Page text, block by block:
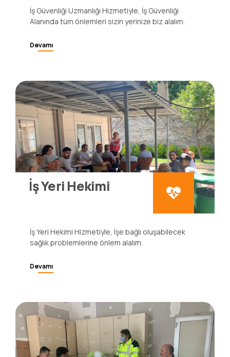
İş Güvenliği Uzmanlığı Hizmetiyle, İş Güvenliği
İş Yeri Hekimi
İş Yeri Hekimi Hizmetiyle, İşe bağlı oluşabilecek